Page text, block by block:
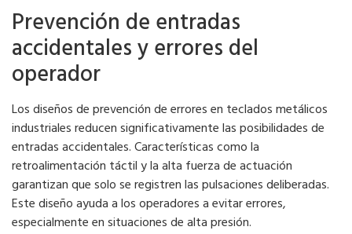
Prevención de entradas
accidentales y errores del
operador
Los diseños de prevención de errores en teclados metálicos
industriales reducen significativamente las posibilidades de
entradas accidentales. Características como la
retroalimentación táctil y la alta fuerza de actuación
garantizan que solo se registren las pulsaciones deliberadas.
Este diseño ayuda a los operadores a evitar errores,
especialmente en situaciones de alta presión.